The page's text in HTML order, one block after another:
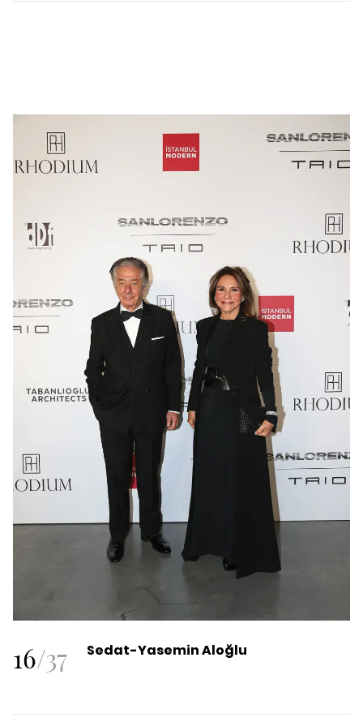
16/37 Sedat-Yasemin Aloğlu